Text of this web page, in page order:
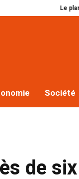
Le plan Macron
Société
de